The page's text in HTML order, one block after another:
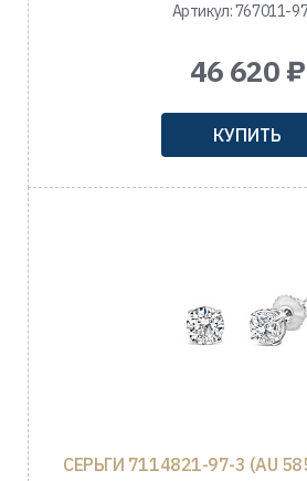
Артикул: 767011-
46 620 ₽
КУПИТЬ
СЕРЬГИ 7114821-97-3 (AU